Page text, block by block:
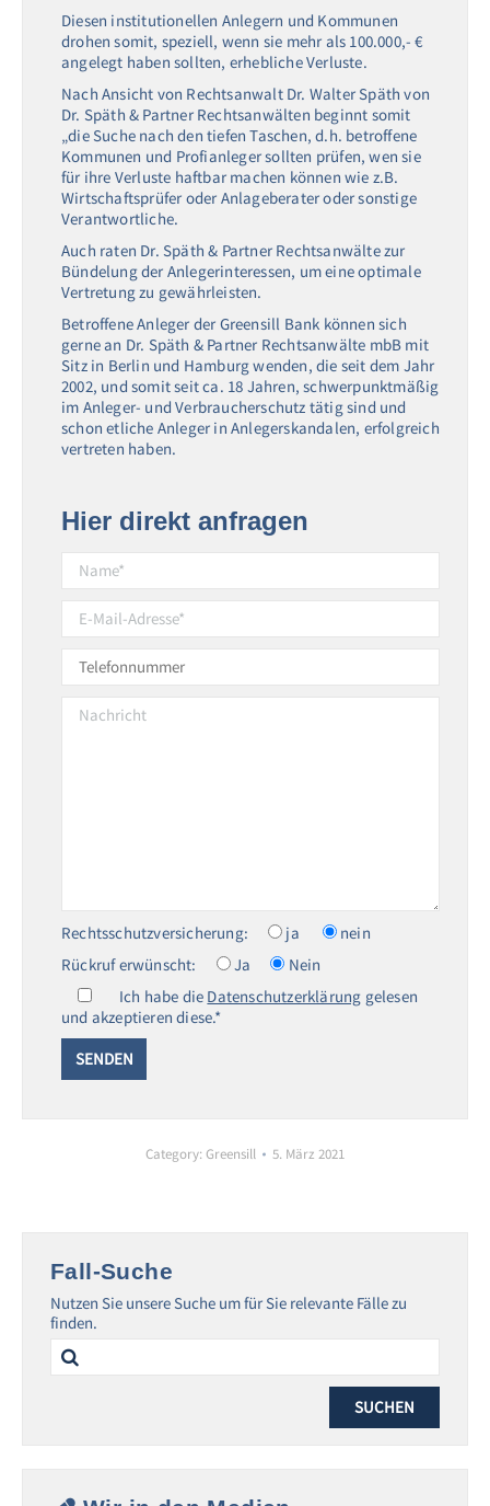
Diesen institutionellen Anlegern und Kommunen
drohen somit, speziell, wenn sie mehr als 100.000,- €
angelegt haben sollten, erhebliche Verluste.
Nach Ansicht von Rechtsanwalt Dr. Walter Späth von
Dr. Späth & Partner Rechtsanwälten beginnt somit
„die Suche nach den tiefen Taschen, d.h. betroffene
Kommunen und Profianleger sollten prüfen, wen sie
für ihre Verluste haftbar machen können wie z.B.
Wirtschaftsprüfer oder Anlageberater oder sonstige
Verantwortliche.
Auch raten Dr. Späth & Partner Rechtsanwälte zur
Bündelung der Anlegerinteressen, um eine optimale
Vertretung zu gewährleisten.
Betroffene Anleger der Greensill Bank können sich
gerne an Dr. Späth & Partner Rechtsanwälte mbB mit
Sitz in Berlin und Hamburg wenden, die seit dem Jahr
2002, und somit seit ca. 18 Jahren, schwerpunktmäßig
im Anleger- und Verbraucherschutz tätig sind und
schon etliche Anleger in Anlegerskandalen, erfolgreich
vertreten haben.
Hier direkt anfragen
Rechtsschutzversicherung: ja
nein
Rückruf erwünscht:
Ja
Nein
Ich habe die Datenschutzerklärung gelesen
und akzeptieren diese.*
Category:Greensill 5. März 2021
Fall-Suche
Nutzen Sie unsere Suche um für Sie relevante Fälle zu
finden.
Search
for: